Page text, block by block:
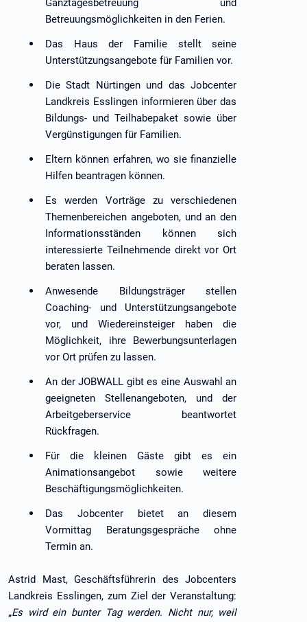
Ganztagesbetreuung und
Betreuungsmöglichkeiten in den Ferien.
Das Haus der Familie stellt seine
Unterstützungsangebote für Familien vor.
Die Stadt Nürtingen und das Jobcenter
Landkreis Esslingen informieren über das
Bildungs- und Teilhabepaket sowie über
Vergünstigungen für Familien.
Eltern können erfahren, wo sie finanzielle
Hilfen beantragen können.
Es werden Vorträge zu verschiedenen
Themenbereichen angeboten, und an den
Informationsständen können sich
interessierte Teilnehmende direkt vor Ort
beraten lassen.
Anwesende Bildungsträger stellen
Coaching- und Unterstützungsangebote
vor, und Wiedereinsteiger haben die
Möglichkeit, ihre Bewerbungsunterlagen
vor Ort prüfen zu lassen.
An der JOBWALL gibt es eine Auswahl an
geeigneten Stellenangeboten, und der
Arbeitgeberservice beantwortet
Rückfragen.
Für die kleinen Gäste gibt es ein
Animationsangebot sowie weitere
Beschäftigungsmöglichkeiten.
Das Jobcenter bietet an diesem
Vormittag Beratungsgespräche ohne
Termin an.
Astrid Mast, Geschäftsführerin des Jobcenters
Landkreis Esslingen, zum Ziel der Veranstaltung:
„Es wird ein bunter Tag werden. Nicht nur, weil